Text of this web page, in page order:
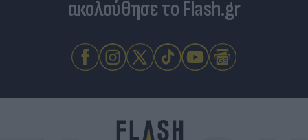
ακολούθησε το Flash.gr